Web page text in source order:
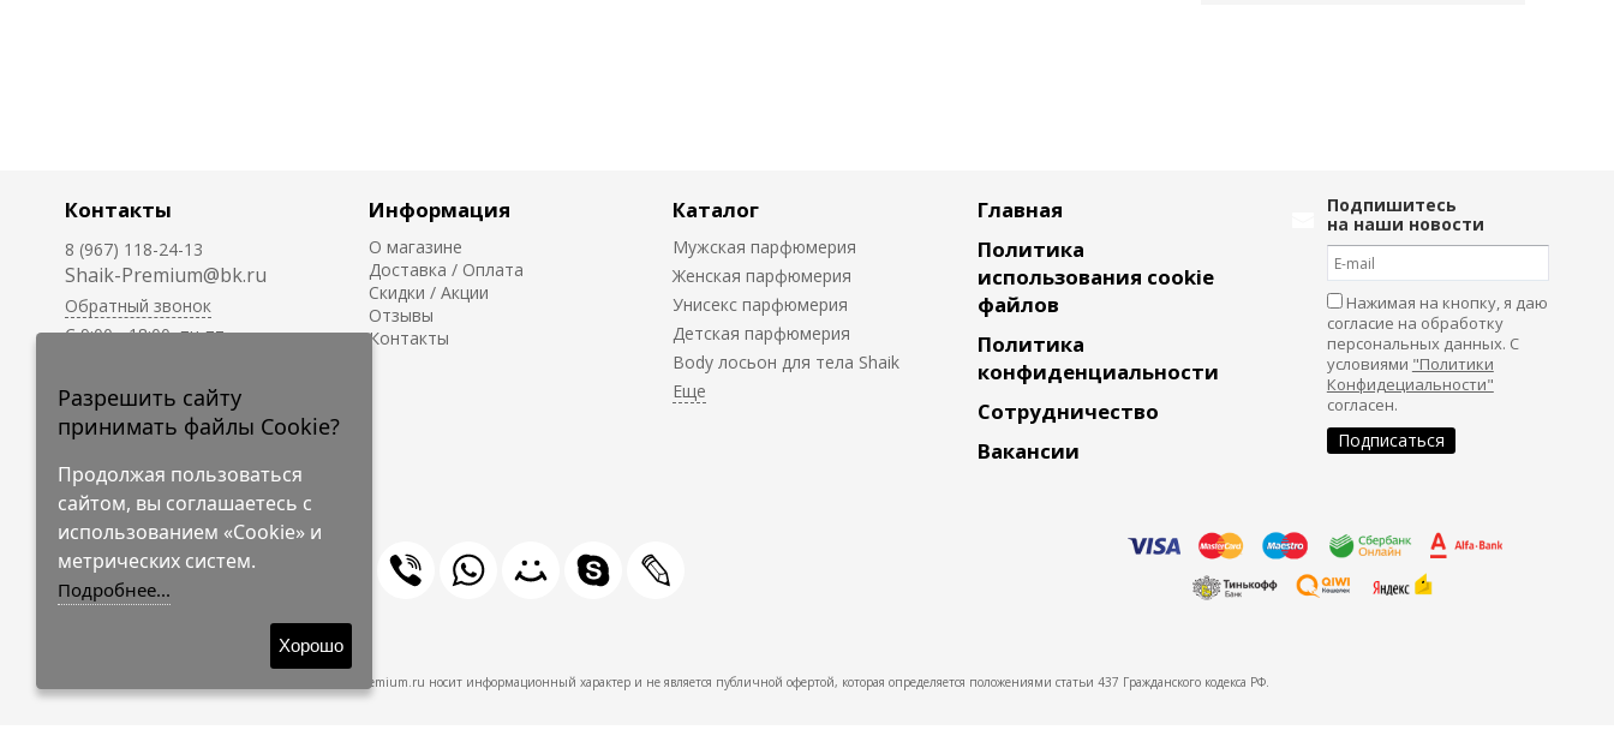
Контакты
8 (967) 118-24-13
Shaik-Premium@bk.ru
Обратный звонок
C 9:00 - 18:00, пн-пт
круглосуточно.
Информация
О магазине
Доставка / Оплата
Скидки / Акции
Отзывы
Контакты
Каталог
Мужская парфюмерия
Женская парфюмерия
Унисекс парфюмерия
Детская парфюмерия
Body лосьон для тела Shaik
Главная
Политика
использования cookie
файлов
Политика
конфиденциальности
Сотрудничество
Вакансии
Подпишитесь
на наши новости
Нажимая на кнопку, я даю
согласие на обработку
персональных данных. С
условиями "Политики
Конфидециальности"
согласен.
© 2009-2026 Shaik-Premium
Shaik-Premium.ru носит информационный характер и не является публичной офертой, которая определяется положениями статьи 437 Гражданского кодекса РФ.
Разрешить сайту
принимать файлы Cookie?
Продолжая пользоваться
сайтом, вы соглашаетесь с
использованием «Cookie» и
метрических систем.
Подробнее...
Хорошо